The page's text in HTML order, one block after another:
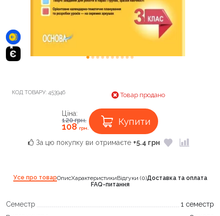
КОД ТОВАРУ: 453946 Товар продано
Ціна:
120грн.
108грн.
Купити
За цю покупку ви отримаєте +5.4 грн
Усе про товарОписХарактеристикиВідгуки (0)Доставка та оплата
FAQ-питання
Семестр
1 семестр